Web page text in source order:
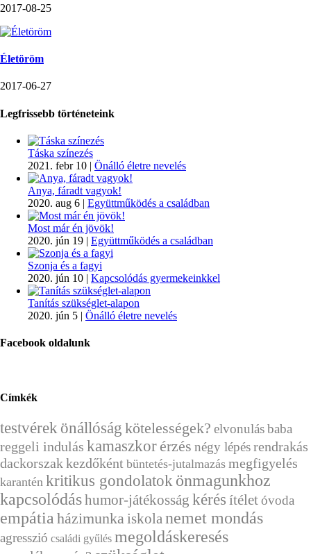
2017-08-25
Életöröm
2017-06-27
Legfrissebb történeteink
Táska színezés
2021. febr 10 | Önálló életre nevelés
Anya, fáradt vagyok!
2020. aug 6 | Együttműködés a családban
Most már én jövök!
2020. jún 19 | Együttműködés a családban
Szonja és a fagyi
2020. jún 10 | Kapcsolódás gyermekeinkkel
Tanítás szükséglet-alapon
2020. jún 5 | Önálló életre nevelés
Facebook oldalunk
Címkék
testvérek önállóság kötelességek? elvonulásbaba
reggeli indulás kamaszkor érzés négy lépésrendrakás
dackorszakkezdőként büntetés-jutalmazás megfigyelés
karantén kritikus gondolatok önmagunkhoz
kapcsolódáshumor-játékosság kérés ítéletóvoda
empátia házimunka iskola nemet mondás
agresszió családi gyűlés megoldáskeresés